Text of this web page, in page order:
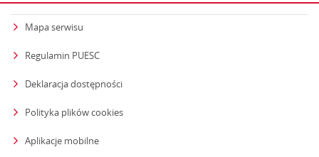
Mapa serwisu
Regulamin PUESC
Deklaracja dostępności
Polityka plików cookies
Aplikacje mobilne